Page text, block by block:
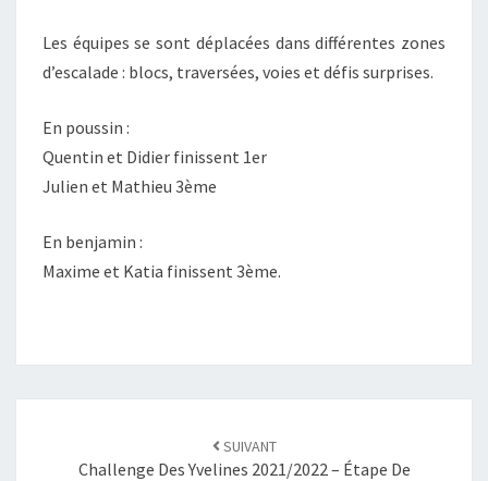
Les équipes se sont déplacées dans différentes zones
d’escalade : blocs, traversées, voies et défis surprises.
En poussin :
Quentin et Didier finissent 1er
Julien et Mathieu 3ème
En benjamin :
Maxime et Katia finissent 3ème.
SUIVANT
Challenge Des Yvelines 2021/2022 – Étape De